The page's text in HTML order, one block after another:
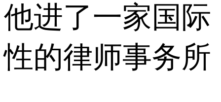
他进了一家国际
性的律师事务所